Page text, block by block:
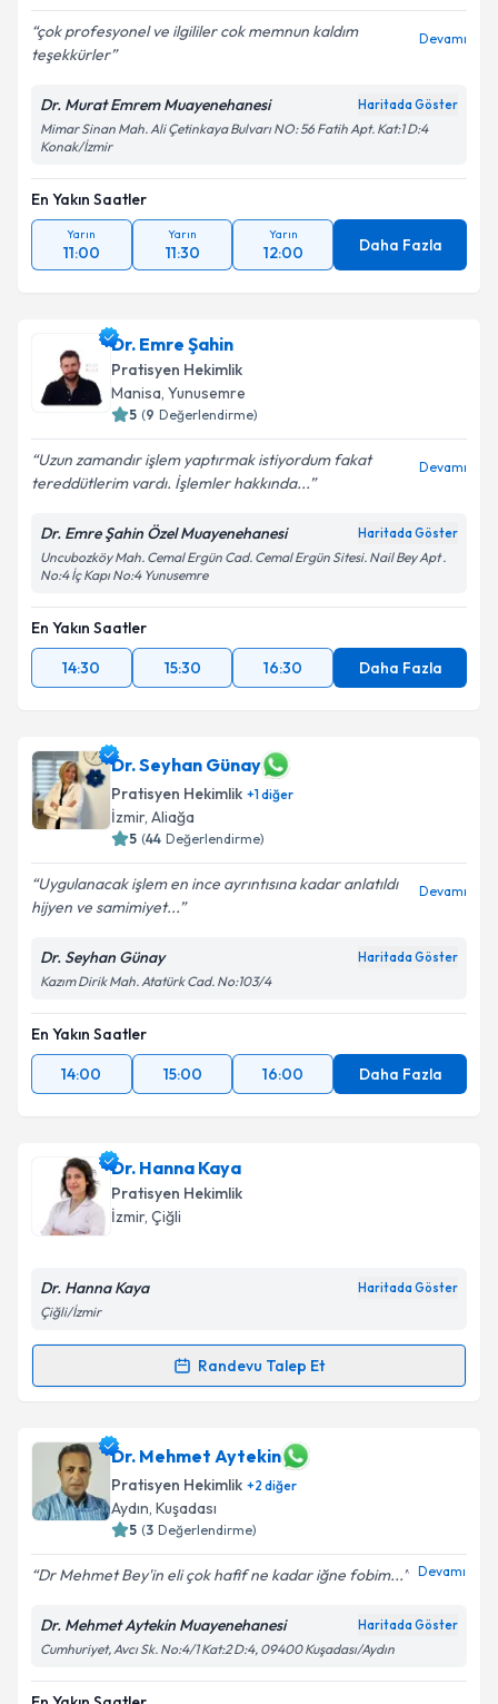
çok profesyonel ve ilgililer cok memnun kaldım
teşekkürler
Devamı
Dr. Murat Emrem Muayenehanesi Haritada Göster
Mimar Sinan Mah. Ali Çetinkaya Bulvarı NO: 56 Fatih Apt. Kat:1 D:4
Konak/İzmir
En Yakın Saatler
Yarın
11:00
Yarın
11:30
Yarın
12:00 Daha Fazla
Dr. Emre Şahin
Pratisyen Hekimlik
Manisa, Yunusemre
5 (9 Değerlendirme)
Uzun zamandır işlem yaptırmak istiyordum fakat
tereddütlerim vardı. İşlemler hakkında...
Devamı
Dr. Emre Şahin Özel Muayenehanesi Haritada Göster
Uncubozköy Mah. Cemal Ergün Cad. Cemal Ergün Sitesi. Nail Bey Apt .
No:4 İç Kapı No:4 Yunusemre
En Yakın Saatler
14:30
15:30 16:30 Daha Fazla
Dr. Seyhan Günay
Pratisyen Hekimlik +1diğer
İzmir, Aliağa
5 (44 Değerlendirme)
Uygulanacak işlem en ince ayrıntısına kadar anlatıldı
hijyen ve samimiyet...
Devamı
Dr. Seyhan Günay Haritada Göster
Kazım Dirik Mah. Atatürk Cad. No:103/4
En Yakın Saatler
14:00
15:00 16:00 Daha Fazla
Dr. Hanna Kaya
Pratisyen Hekimlik
İzmir, Çiğli
Dr. Hanna Kaya Haritada Göster
Çiğli/İzmir
Randevu Talep Et
Randevu Takvimi Talebi
Dr. Hanna Kayaiçin randevu takvimi talebi oluşturun.
Size bu uzmandan randevu almanız için bir takvim
hazırlandığında e-posta ile bilgilendireceğiz.
E-posta Adresiniz
Kişisel verilerimin işlenmesine ilişkinAydınlatma
kapsamda işlenmesini kabul ediyorum.
Dr. Mehmet Aytekin
Pratisyen Hekimlik +2 diğer
Aydın, Kuşadası
5 (3 Değerlendirme)
Dr Mehmet Bey'in eli çok hafif ne kadar iğne fobim... Devamı
Dr. Mehmet Aytekin Muayenehanesi Haritada Göster
Cumhuriyet, Avcı Sk. No:4/1 Kat:2 D:4, 09400 Kuşadası/Aydın